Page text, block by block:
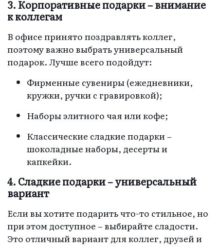
3. Корпоративные подарки – внимание
к коллегам
В офисе принято поздравлять коллег,
поэтому важно выбрать универсальный
подарок. Лучше всего подойдут:
Фирменные сувениры (ежедневники,
кружки, ручки с гравировкой);
Наборы элитного чая или кофе;
Классические сладкие подарки –
шоколадные наборы, десерты и
капкейки.
4. Сладкие подарки – универсальный
вариант
Если вы хотите подарить что-то стильное, но
при этом доступное – выбирайте сладости.
Это отличный вариант для коллег, друзей и